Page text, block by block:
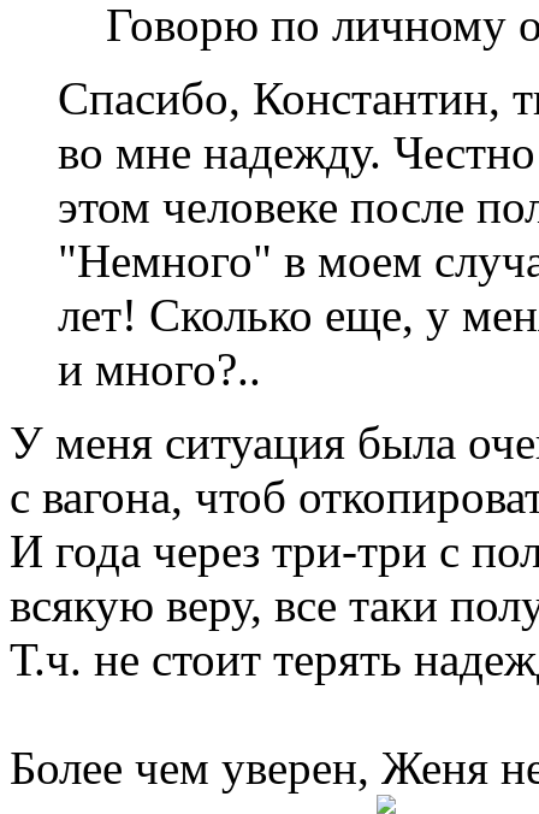
Говорю по личному
Спасибо, Константин,
во мне надежду.
этом человеке после
"Немного" в моем
лет! Сколько еще, у
и много?..
У меня ситуация была
с вагона, чтоб
И года через три-три с
всякую веру, все таки
Т.ч. не стоит терять
Более чем уверен, Женя